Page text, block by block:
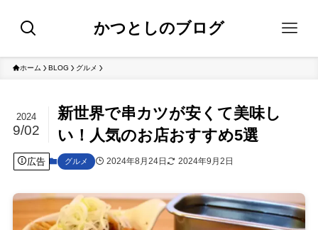
かつとしのブログ
ホーム BLOG グルメ
新世界で串カツが安くて美味し
い！人気のお店おすすめ5選
2024
9/02
広告 グルメ 2024年8月24日 2024年9月2日